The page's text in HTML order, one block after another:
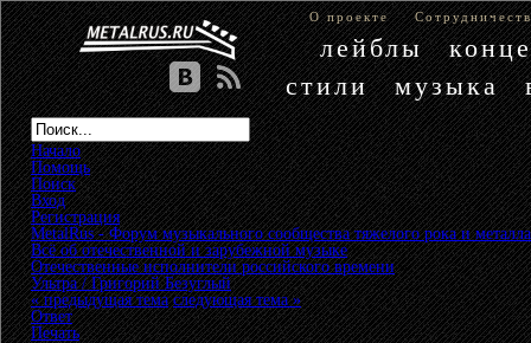
О проекте
лейблы
стили
музыка
Начало
Помощь
Поиск
Вход
Регистрация
MetalRus - Форум музыкального сообщества тяжелого рока и металла
Всё об отечественной и зарубежной музыке»
Отечественные исполнители российского времени»
Ультра / Григорий Безуглый
« предыдущая тема следующая тема »
Ответ
Печать